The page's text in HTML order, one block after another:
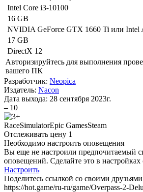
Intel Core i3-10100
16 GB
NVIDIA GeForce GTX 1660 Ti или Intel
17 GB
DirectX 12
Авторизируйтесь для выполнения
вашего ПК
Разработчик: Neopica
Издатель: Nacon
Дата выхода: 28 сентября 2023г.
– 10
RaceSimulatorEpic GamesSteam
Отслеживать цену 1
Необходимо настроить оповещения
Вы еще не настроили предпочитаемый
оповещений. Сделайте это в настройках
Настроить
Поделитесь ссылкой со своими
https://hot.game/ru-ru/game/Overpass-2-